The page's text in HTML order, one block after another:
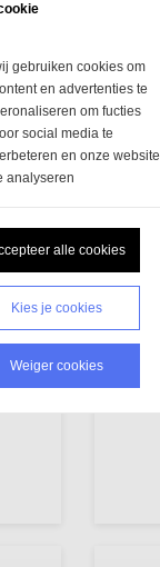
gebruiken cookies om
en advertenties te
om fucties
social media te
en onze website
analyseren
alle cookies
Kies je cookies
Weiger cookies